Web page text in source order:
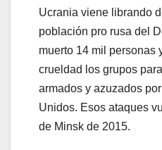
Ucrania viene librando
población pro rusa del
muerto 14 mil personas
crueldad los grupos
armados y azuzados
Unidos. Esos ataques
de Minsk de 2015.